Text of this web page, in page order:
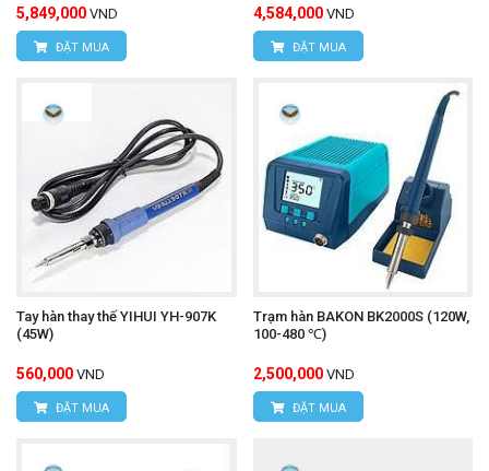
5,849,000 VND
ĐẶT MUA
4,584,000 VND
ĐẶT MUA
Tay hàn thay thế YIHUI YH-907K
(45W)
560,000 VND
ĐẶT MUA
Trạm hàn BAKON BK2000S (120W,
100-480 ℃)
2,500,000 VND
ĐẶT MUA